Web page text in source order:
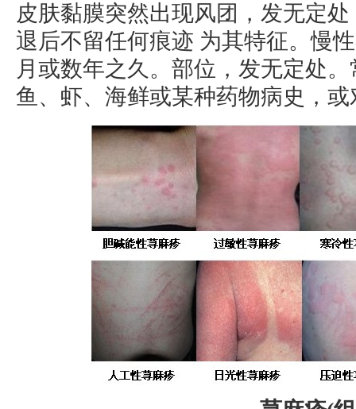
皮肤黏膜突然出现风团，发无定
退后不留任何痕迹 为其特征。慢
月或数年之久。部位，发无定处
鱼、虾、海鲜或某种药物病史，